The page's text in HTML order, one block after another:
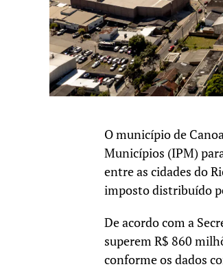
O município de
Municípios (IPM)
entre as cidades do
imposto distribuído
De acordo com a
superem R$ 860
conforme os dados